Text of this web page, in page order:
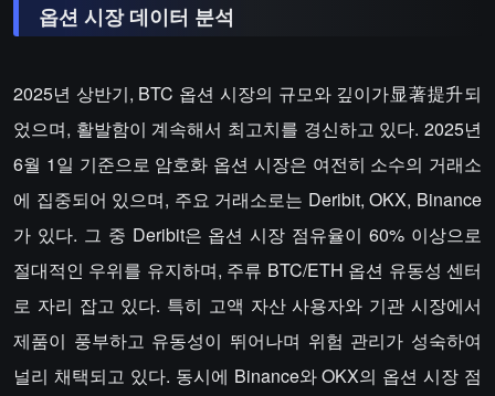
옵션 시장 데이터 분석
2025년 상반기, BTC 옵션 시장의 규모와 깊이가显著提升되
었으며, 활발함이 계속해서 최고치를 경신하고 있다. 2025년
6월 1일 기준으로 암호화 옵션 시장은 여전히 소수의 거래소
에 집중되어 있으며, 주요 거래소로는 Deribit, OKX, Binance
가 있다. 그 중 Deribit은 옵션 시장 점유율이 60% 이상으로
절대적인 우위를 유지하며, 주류 BTC/ETH 옵션 유동성 센터
로 자리 잡고 있다. 특히 고액 자산 사용자와 기관 시장에서
제품이 풍부하고 유동성이 뛰어나며 위험 관리가 성숙하여
널리 채택되고 있다. 동시에 Binance와 OKX의 옵션 시장 점